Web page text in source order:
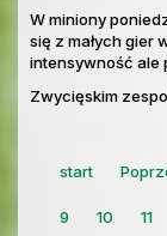
W miniony
się z małych gier
intensywność ale
Zwycięskim
start
9 10 11